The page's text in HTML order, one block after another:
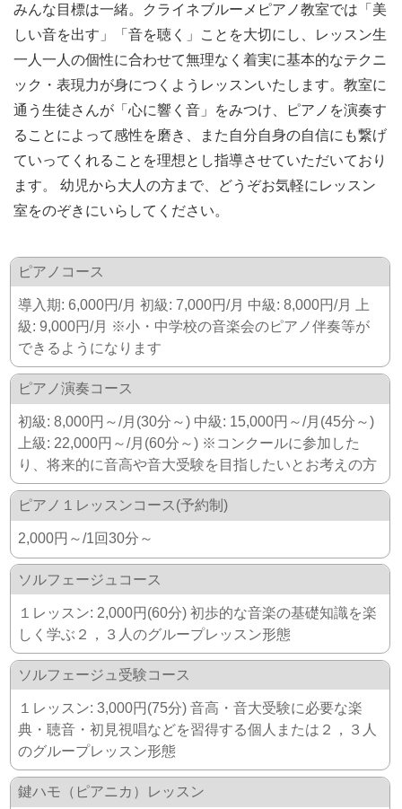
みんな目標は一緒。クライネブルーメピアノ教室では「美
しい音を出す」「音を聴く」ことを大切にし、レッスン生
一人一人の個性に合わせて無理なく着実に基本的なテクニ
ック・表現力が身につくようレッスンいたします。教室に
通う生徒さんが「心に響く音」をみつけ、ピアノを演奏す
ることによって感性を磨き、また自分自身の自信にも繋げ
ていってくれることを理想とし指導させていただいており
ます。 幼児から大人の方まで、どうぞお気軽にレッスン
室をのぞきにいらしてください。
ピアノコース
導入期: 6,000円/月 初級: 7,000円/月 中級: 8,000円/月 上
級: 9,000円/月 ※小・中学校の音楽会のピアノ伴奏等が
できるようになります
ピアノ演奏コース
初級: 8,000円～/月(30分～) 中級: 15,000円～/月(45分～)
上級: 22,000円～/月(60分～) ※コンクールに参加した
り、将来的に音高や音大受験を目指したいとお考えの方
ピアノ１レッスンコース(予約制)
2,000円～/1回30分～
ソルフェージュコース
１レッスン: 2,000円(60分) 初歩的な音楽の基礎知識を楽
しく学ぶ２，３人のグループレッスン形態
ソルフェージュ受験コース
１レッスン: 3,000円(75分) 音高・音大受験に必要な楽
典・聴音・初見視唱などを習得する個人または２，３人
のグループレッスン形態
鍵ハモ（ピアニカ）レッスン